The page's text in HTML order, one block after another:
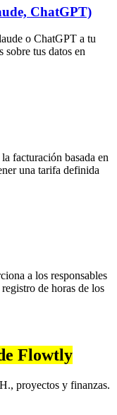
ChatGPT)
o ChatGPT a tu
tus datos en
facturación basada en
una tarifa definida
a los responsables
de horas de los
Flowtly
proyectos y finanzas.